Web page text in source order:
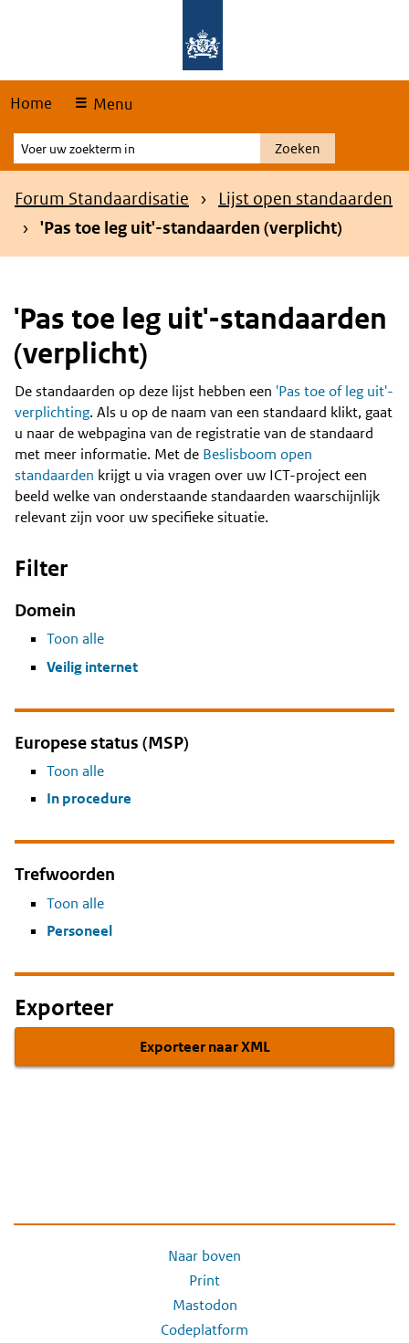
Home Menu
Voer
uw
zoekterm
Zoeken
Kruimelpad
Forum Standaardisatie
Lijst open standaarden
'Pas toe leg uit'-standaarden (verplicht)
'Pas toe leg uit'-standaarden
(verplicht)
Content
De standaarden op deze lijst hebben een 'Pas toe of leg uit'-
verplichting. Als u op de naam van een standaard klikt, gaat
u naar de webpagina van de registratie van de standaard
met meer informatie. Met de Beslisboom open
standaarden krijgt u via vragen over uw ICT-project een
beeld welke van onderstaande standaarden waarschijnlijk
relevant zijn voor uw specifieke situatie.
Filter
Domein
Toon alle
Veilig internet
Europese status (MSP)
Toon alle
In procedure
Trefwoorden
Toon alle
Personeel
Exporteer
Exporteer naar XML
Naar boven
Print
Mastodon
Codeplatform